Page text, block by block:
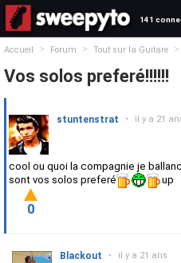
141
Accueil > Forum > Tout sur la Guitare >
Vos solos preferé!!!!!!
stuntenstrat • il y a 21
cool ou quoi la compagnie je
sont vos solos preferé
up
0
Blackout • il y a 21 ans